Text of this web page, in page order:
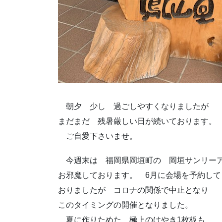
朝夕 少し 過ごしやすくなりましたが
まだまだ 残暑厳しい日が続いております。
ご自愛下さいませ。
今週末は 福岡県岡垣町の 岡垣サンリー
お邪魔しております。 6月に会場を予約して
おりましたが コロナの関係で中止となり
このタイミングの開催となりました。
夏に作りためた 極上のけやき1枚板も